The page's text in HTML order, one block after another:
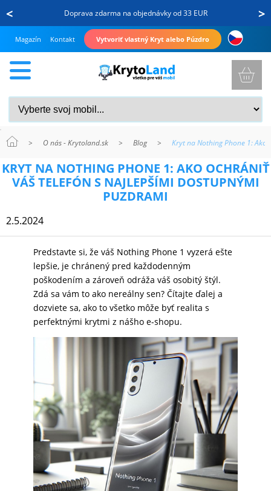
< >
Doprava zdarma na objednávky od 33 EUR
Magazín Kontakt Vytvoriť vlastný Kryt alebo Púzdro
A
MOBIL
TVRDENÉ
NABÍJANIE
PRODUKTY
KRYT NA NOTHING PHONE 1: AKO OCHRÁNIŤ
VÁŠ TELEFÓN S NAJLEPŠÍMI DOSTUPNÝMI
PUZDRAMI
2.5.2024
Predstavte si, že váš Nothing Phone 1 vyzerá ešte
lepšie, je chránený pred každodenným
poškodením a zároveň odráža váš osobitý štýl.
Zdá sa vám to ako nereálny sen? Čítajte ďalej a
dozviete sa, ako to všetko môže byť realita s
perfektnými krytmi z nášho e-shopu.
> O nás - Krytoland.sk > Blog > Kryt na Nothing Phone 1: